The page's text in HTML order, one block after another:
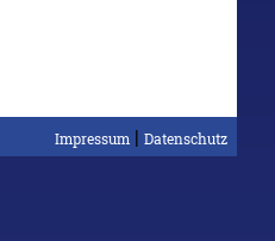
Impressum | Datenschutz